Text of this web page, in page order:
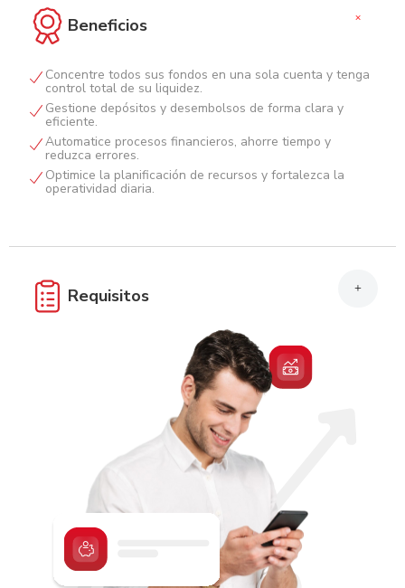
Beneficios +
Concentre todos sus fondos en una sola cuenta y tenga
control total de su liquidez.
Gestione depósitos y desembolsos de forma clara y
eficiente.
Automatice procesos financieros, ahorre tiempo y
reduzca errores.
Optimice la planificación de recursos y fortalezca la
operatividad diaria.
Requisitos +
Completar y firmar solicitud de Balance Cero.